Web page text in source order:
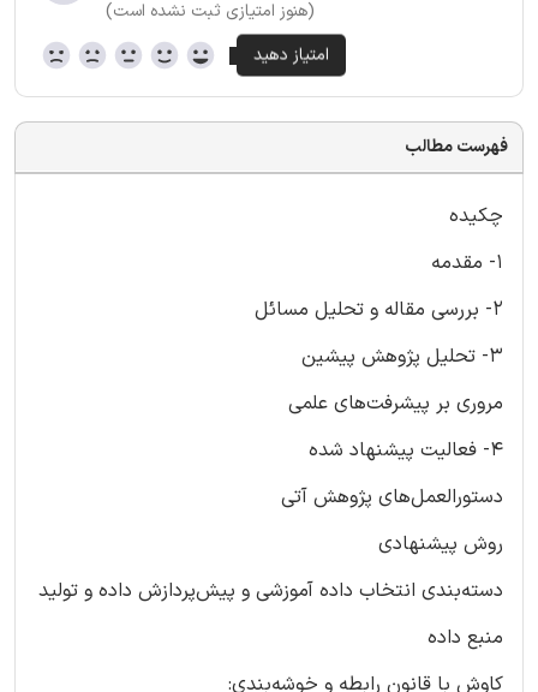
(هنوز امتیازی ثبت نشده است)
فهرست مطالب
چکیده
1- مقدمه
2- بررسی مقاله و تحلیل مسائل
3- تحلیل پژوهش پیشین
مروری بر پیشرفت‌های علمی
4- فعالیت پیشنهاد شده
دستورالعمل‌های پژوهش آتی
روش پیشنهادی
دسته‌بندی انتخاب داده آموزشی و پیش‌پردازش داده و تولید
منبع داده
کاوش با قانون رابطه و خوشه‌بندی: